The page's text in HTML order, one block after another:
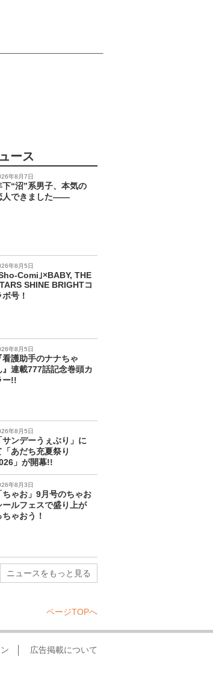
ース
年8月7日
下“沼”系男子、本気の
人できました――
年8月5日
Sho-Comi｣×BABY, THE
SHINE BRIGHTコ
ボ号！
年8月5日
看護助手のナナちゃ
』連載777話記念巻頭カ
ー!!
年8月5日
サンデーうぇぶり」に
「あだち充夏祭り
」が開幕!!
年8月3日
ちゃお」9月号のちゃお
ールフェスで盛り上が
ちゃおう！
ニュースをもっと見る
ページTOPへ
広告掲載について